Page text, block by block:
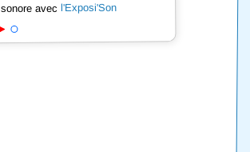
avecl'Exposi'Son